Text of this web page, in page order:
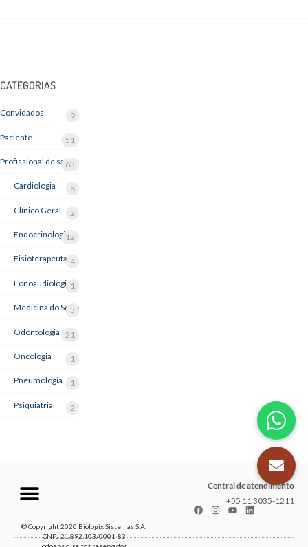
CATEGORIAS
Convidados 9
Paciente 51
Profissional de saúde
63
Cardiologia 8
Clínico Geral 2
Endocrinologia12
Fisioterapeuta 4
Fonoaudiologia 1
Medicina do Sono
3
Odontologia 21
Oncologia 1
Pneumologia 1
Psiquiatria 2
Central de atendimento
+55 11 3035-1211
© Copyright 2020 Biologix Sistemas S.A.
CNPJ 21.892.103/0001-83
Todos os direitos reservados.